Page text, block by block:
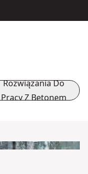
Rozwiązania Do
Pracy Z Betonem